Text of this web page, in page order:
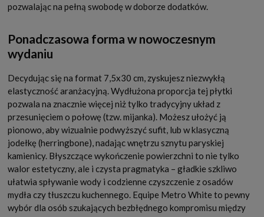
pozwalając na pełną swobodę w doborze dodatków.
Ponadczasowa forma w nowoczesnym
wydaniu
Decydując się na format 7,5x30 cm, zyskujesz niezwykłą
elastyczność aranżacyjną. Wydłużona proporcja tej płytki
pozwala na znacznie więcej niż tylko tradycyjny układ z
przesunięciem o połowę (tzw. mijanka). Możesz ułożyć ją
pionowo, aby wizualnie podwyższyć sufit, lub w klasyczną
jodełkę (herringbone), nadając wnętrzu sznytu paryskiej
kamienicy. Błyszczące wykończenie powierzchni to nie tylko
walor estetyczny, ale i czysta pragmatyka – gładkie szkliwo
ułatwia spływanie wody i codzienne czyszczenie z osadów
mydła czy tłuszczu kuchennego. Equipe Metro White to pewny
wybór dla osób szukających bezbłędnego kompromisu między